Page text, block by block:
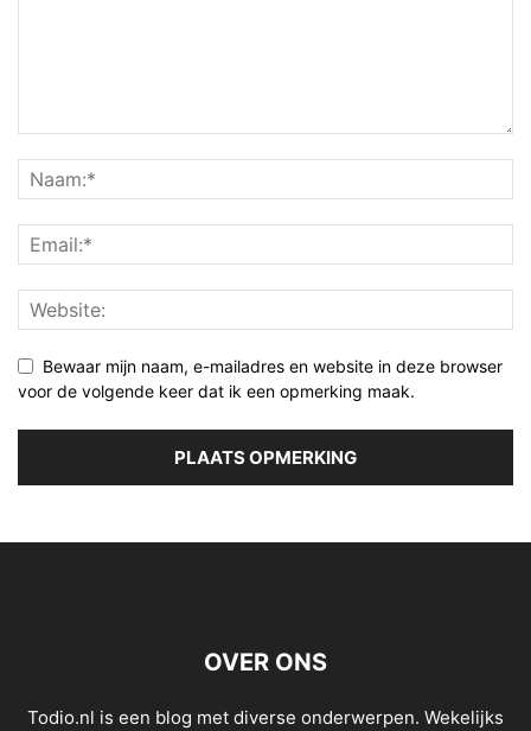
Bewaar mijn naam, e-mailadres en website in deze browser
voor de volgende keer dat ik een opmerking maak.
OVER ONS
Todio.nl is een blog met diverse onderwerpen. Wekelijks